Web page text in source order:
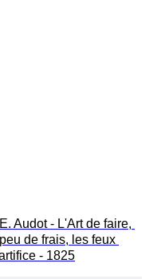
Audot - L'Art de faire,
de frais, les feux
- 1825